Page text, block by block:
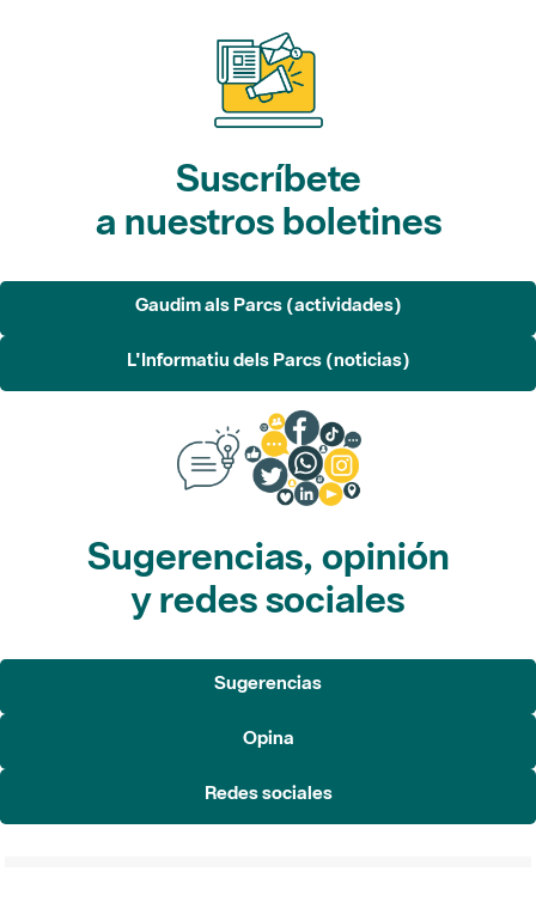
Suscríbete
a nuestros boletines
Gaudim als Parcs (actividades)
L'Informatiu dels Parcs (noticias)
Sugerencias, opinión
y redes sociales
Sugerencias
Opina
Redes sociales